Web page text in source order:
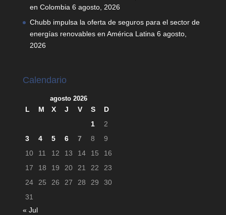
en Colombia 6 agosto, 2026
Chubb impulsa la oferta de seguros para el sector de
energías renovables en América Latina 6 agosto,
2026
Calendario
agosto 2026
L M X J V S
D
1
2
3
4 5 6 7 8
9
10
11 12 13 14 15
16
17
18 19 20 21 22
23
24
25 26 27 28 29
30
31
« Jul